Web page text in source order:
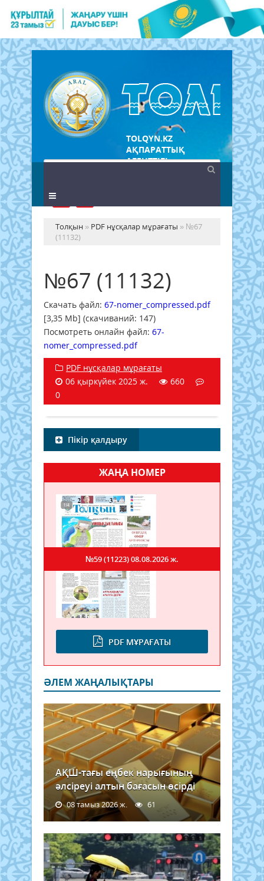
TOLQYN.KZ
АҚПАРАТТЫҚ
АГЕНТТІГІ
Толқын » PDF нұсқалар мұрағаты » №67
(11132)
№67 (11132)
Скачать файл: 67-nomer_compressed.pdf
[3,35 Mb] (cкачиваний: 147)
Посмотреть онлайн файл: 67-
nomer_compressed.pdf
PDF нұсқалар мұрағаты
06 қыркүйек 2025 ж.
660
0
Пікір қалдыру
ЖАҢА НОМЕР
PDF МҰРАҒАТЫ
№59 (11223)08.08.2026 ж.
ӘЛЕМ ЖАҢАЛЫҚТАРЫ
АҚШ-тағы еңбек нарығының
әлсіреуі алтын бағасын өсірді
08 тамыз 2026 ж. 61